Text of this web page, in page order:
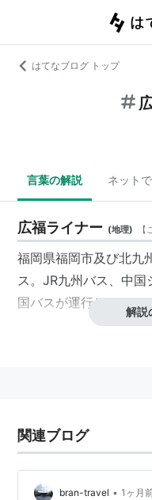
はてなブログ トップ
言葉の解説 ネット
広福ライナー (地理) 【
福岡県福岡市及び北九
ス。JR九州バス、中
国バスが運行している
解説
関連ブログ
bran-travel • 1ヶ月